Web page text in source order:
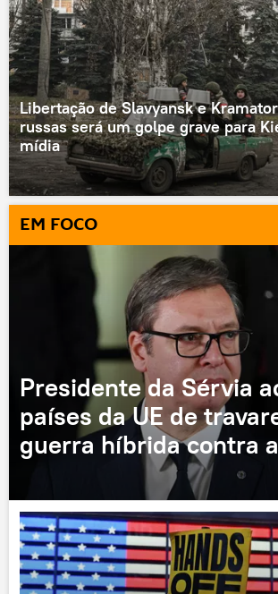
Libertação de Slavyansk e
russas será um golpe grave para
mídia
EM FOCO
Presidente da Sérvia
países da UE de
guerra híbrida contra